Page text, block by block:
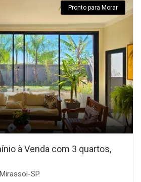
Pronto para Morar
à Venda com 3 quartos,
SP